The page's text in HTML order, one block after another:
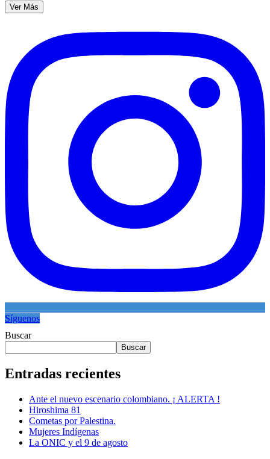
Ver Más
Síguenos
Buscar
Buscar
Entradas recientes
Ante el nuevo escenario colombiano. ¡ ALERTA !
Hiroshima 81
Cometas por Palestina.
Mujeres Indígenas
La ONIC y el 9 de agosto